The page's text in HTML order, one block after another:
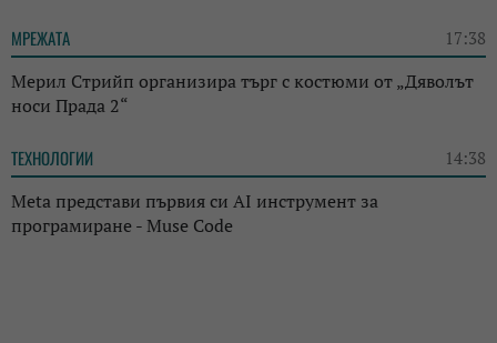
МРЕЖАТА 17:38
Мерил Стрийп организира търг с костюми от „Дяволът
носи Прада 2“
ТЕХНОЛОГИИ 14:38
Meta представи първия си AI инструмент за
програмиране - Muse Code